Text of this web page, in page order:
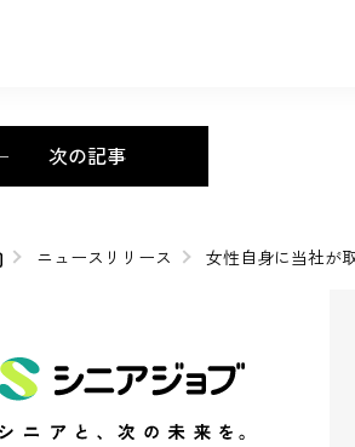
次の記事
ニュースリリース 女性自身に当社が